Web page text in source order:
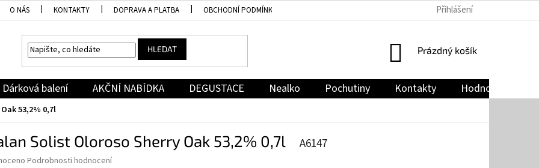
O NÁS KONTAKTY DOPRAVA A PLATBA OBCHODNÍ PODMÍNKY JAK NAKUPOVAT
Přihlášení
HLEDAT
NÁKUPNÍ
Prázdný košík
Dárková balení AKČNÍ NABÍDKA DEGUSTACE Nealko Pochutiny Kontakty Hodnocení
53,2% 0,7l
Solist Oloroso Sherry Oak 53,2% 0,7l A6147
Podrobnosti hodnocení